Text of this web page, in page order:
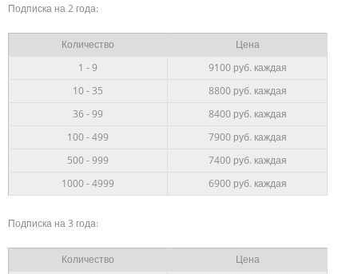
Подписка на 2 года:
Количество
Цена
1 - 9
9100 руб. каждая
10 - 35
8800руб. каждая
36 - 99
8400руб. каждая
100 - 499
7900 руб. каждая
500 - 999
7400 руб. каждая
1000 - 4999
6900 руб. каждая
Подписка на 3 года:
Количество
Цена